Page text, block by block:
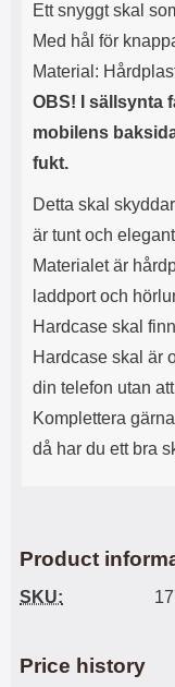
Ett snyggt skal
Med hål för
Material:
OBS! I sällsynta
mobilens
fukt.
Detta skal
är tunt och
Materialet är
laddport och
Hardcase skal
Hardcase skal är
din telefon utan
Komplettera
då har du ett bra
Product
SKU:
Price history